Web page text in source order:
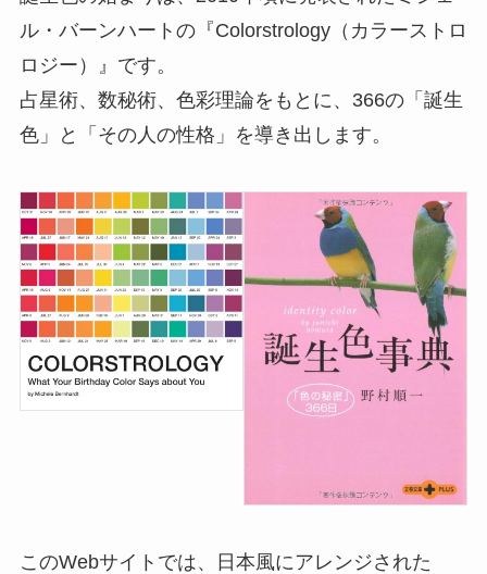
ル・バーンハートの『Colorstrology（カラーストロ
ロジー）』です。
占星術、数秘術、色彩理論をもとに、366の「誕生
色」と「その人の性格」を導き出します。
このWebサイトでは、日本風にアレンジされた